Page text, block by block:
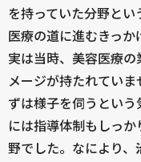
を持っていた分野と
医療の道に進むきっか
実は当時、美容医療
メージが持たれてい
ずは様子を伺うという
には指導体制もしっ
野でした。なにより、